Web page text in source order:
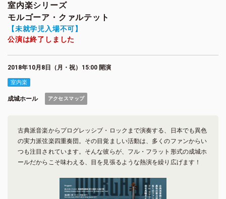
室内楽シリーズ
モルゴーア・クァルテット
【未就学児入場不可】
公演は終了しました
2018年10月8日（月・祝）15:00 開演
室内楽
成城ホール アクセスマップ
古典派音楽からプログレッシブ・ロックまで演奏する、日本でも異色
の実力派弦楽四重奏団。その目覚ましい活動は、多くのファンからい
つも注目されています。そんな彼らが、フル・フラット形式の成城ホ
ールだからこそ味わえる、目を見張るような熱演を繰り広げます！